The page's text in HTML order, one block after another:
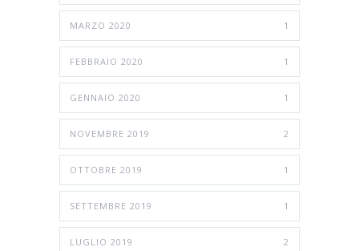
MARZO 2020 1
FEBBRAIO 2020 1
GENNAIO 2020 1
NOVEMBRE 2019 2
OTTOBRE 2019 1
SETTEMBRE 2019 1
LUGLIO 2019 2